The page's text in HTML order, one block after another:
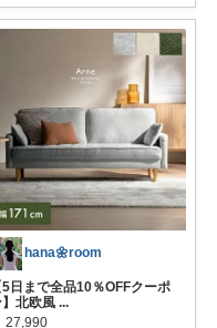
hana🌼room
5日まで全品10％OFFクーポ
】北欧風 ...
27,990